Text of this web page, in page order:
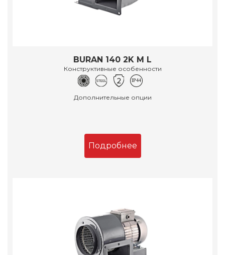
BURAN 140 2K M L
Конструктивные особенности
Дополнительные опции
Подробнее